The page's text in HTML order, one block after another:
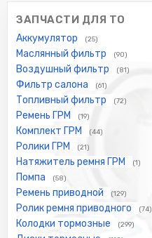
ЗАПЧАСТИ ДЛЯ ТО
Аккумулятор (25)
Маслянный фильтр (90)
Воздушный фильтр (81)
Фильтр салона (61)
Топливный фильтр (72)
Ремень ГРМ (19)
Комплект ГРМ (44)
Ролики ГРМ (21)
Натяжитель ремня ГРМ (1)
Помпа (58)
Ремень приводной (129)
Ролик ремня приводного (74)
Колодки тормозные (299)